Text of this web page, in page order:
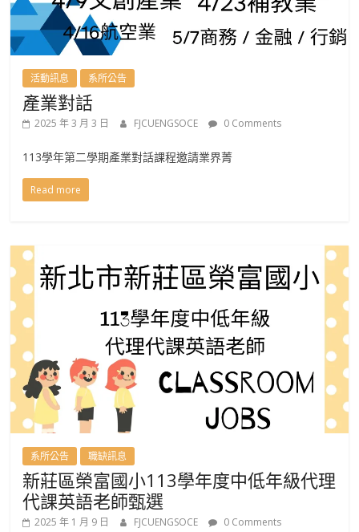
活動訊息 系所公告
產業對話
2025 年 3 月 3 日 FJCUENGSOCE 0 Comments
113學年第二學期產業對話課程邀請業界菁
Read more
系所公告 職缺訊息
新莊區榮富國小113學年度中低年級代理
代課英語老師甄選
2025 年 1 月 9 日 FJCUENGSOCE 0 Comments